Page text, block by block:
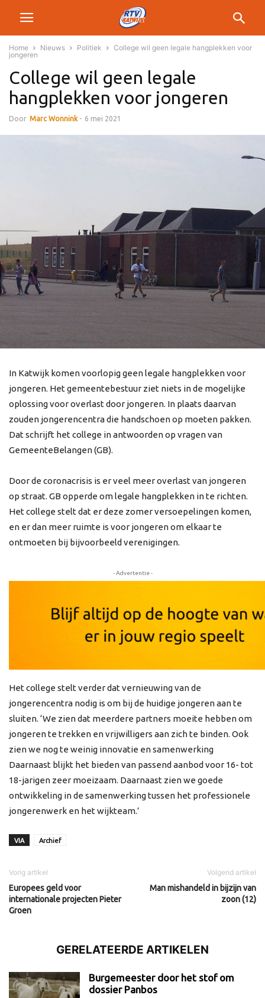
Home Nieuws Politiek
College wil geen legale hangplekken voor
jongeren
College wil geen legale
hangplekken voor jongeren
Door Marc Wonnink - 6 mei 2021
In Katwijk komen voorlopig geen legale hangplekken voor
jongeren. Het gemeentebestuur ziet niets in de mogelijke
oplossing voor overlast door jongeren. In plaats daarvan
zouden jongerencentra die handschoen op moeten pakken.
Dat schrijft het college in antwoorden op vragen van
GemeenteBelangen (GB).
Door de coronacrisis is er veel meer overlast van jongeren
op straat. GB opperde om legale hangplekken in te richten.
Het college stelt dat er deze zomer versoepelingen komen,
en er dan meer ruimte is voor jongeren om elkaar te
ontmoeten bij bijvoorbeeld verenigingen.
- Advertentie -
Het college stelt verder dat vernieuwing van de
jongerencentra nodig is om bij de huidige jongeren aan te
sluiten. ‘We zien dat meerdere partners moeite hebben om
jongeren te trekken en vrijwilligers aan zich te binden. Ook
zien we nog te weinig innovatie en samenwerking
Daarnaast blijkt het bieden van passend aanbod voor 16- tot
18-jarigen zeer moeizaam. Daarnaast zien we goede
ontwikkeling in de samenwerking tussen het professionele
jongerenwerk en het wijkteam.’
VIA Archief
Vorig artikel
Europees geld voor
internationale projecten Pieter
Groen
Volgend artikel
Man mishandeld in bijzijn van
zoon (12)
GERELATEERDE ARTIKELEN
Burgemeester door het stof om
dossier Panbos